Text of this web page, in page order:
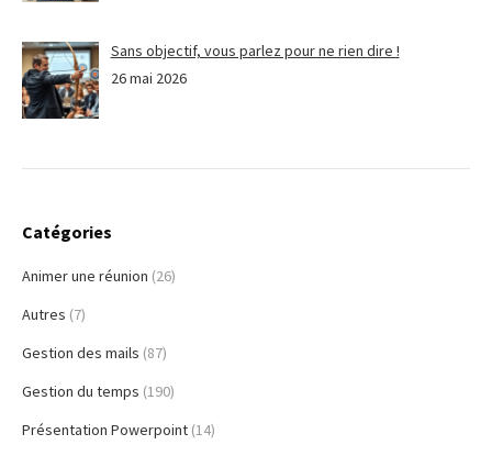
Sans objectif, vous parlez pour ne rien dire !
26 mai 2026
Catégories
Animer une réunion (26)
Autres (7)
Gestion des mails (87)
Gestion du temps (190)
Présentation Powerpoint (14)